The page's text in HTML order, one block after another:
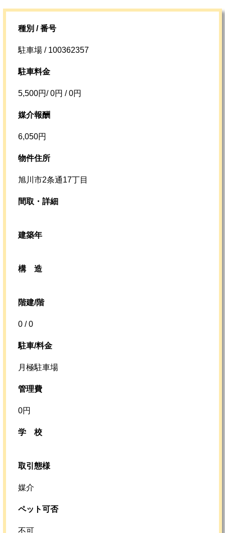
種別 / 番号
駐車場 / 100362357
駐車料金
5,500円/ 0円 / 0円
媒介報酬
6,050円
物件住所
旭川市2条通17丁目
間取・詳細
建築年
構 造
階建/階
0 / 0
駐車/料金
月極駐車場
管理費
0円
学校
取引態様
媒介
ペット可否
不可